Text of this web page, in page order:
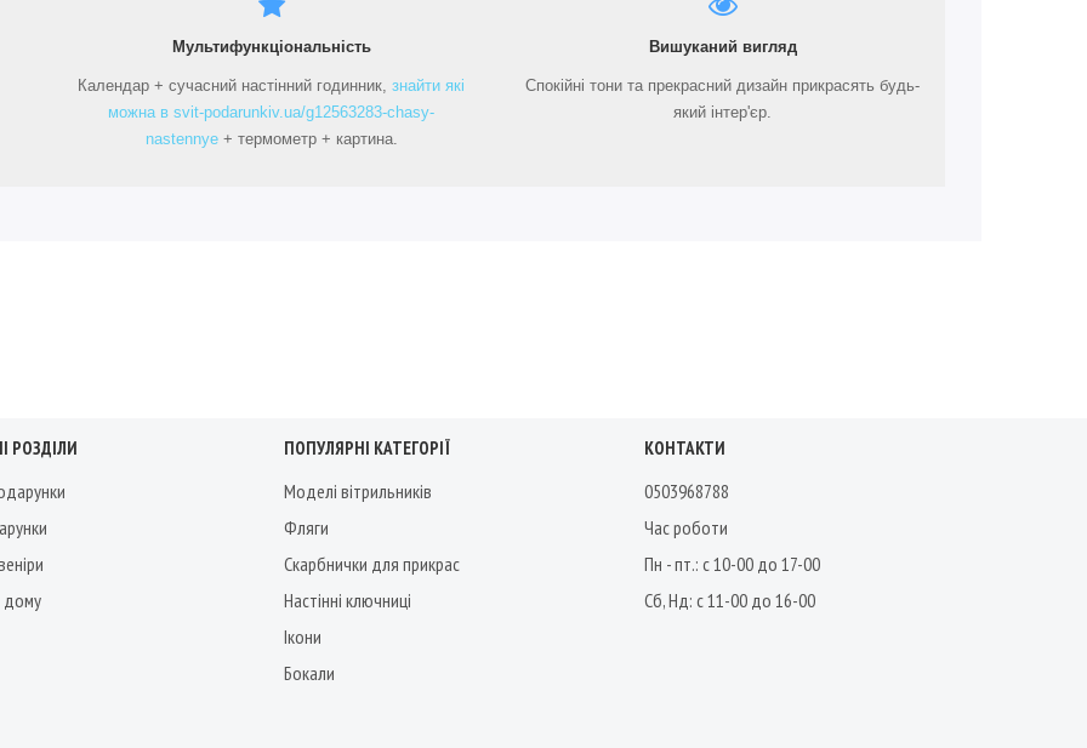
Мультифункціональність
Календар + сучасний настінний годинник, знайти які
можна в svit-podarunkiv.ua/g12563283-chasy-
nastennye+ термометр + картина.
Вишуканий вигляд
Спокійні тони та прекрасний дизайн прикрасять будь-
який інтер'єр.
РОЗДІЛИ
дому
ПОПУЛЯРНІ КАТЕГОРІЇ
Моделі вітрильників
Фляги
Скарбнички для прикрас
Настінні ключниці
Ікони
Бокали
КОНТАКТИ
0503968788
Час роботи
Пн - пт.: с 10-00 до 17-00
Сб, Нд: с 11-00 до 16-00